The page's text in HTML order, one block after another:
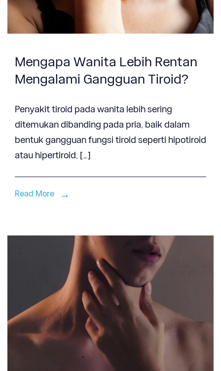
Mengapa Wanita Lebih Rentan
Mengalami Gangguan Tiroid?
Penyakit tiroid pada wanita lebih sering
ditemukan dibanding pada pria, baik dalam
bentuk gangguan fungsi tiroid seperti hipotiroid
atau hipertiroid, […]
Read More